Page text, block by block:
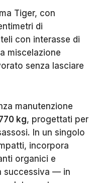
Tiger, con
di
con interasse di
miscelazione
senza lasciare
manutenzione
kg, progettati per
In un singolo
incorpora
organici e
successiva — in